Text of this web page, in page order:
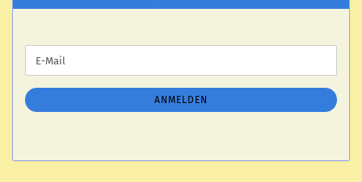
ZUR
ANMELDUNG
E-
Mail
ANMELDEN